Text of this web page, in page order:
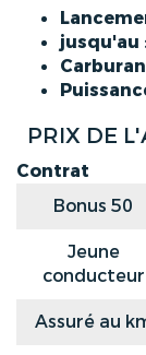
jusqu'au
PRIX DE
Contrat
Bonus 50
Jeune
conducteur
Assuré au